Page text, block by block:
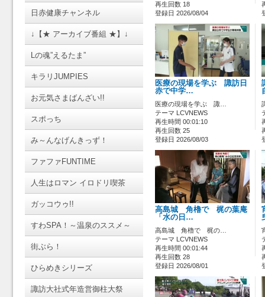
日赤健康チャンネル
↓【★ アーカイブ番組 ★】↓
Lの魂”えるたま”
キラリJUMPIES
お元気さまばんざい!!
スポっち
み～んなげんきっず！
ファファFUNTIME
人生はロマン イロドリ喫茶
ガッコウゥ!!
すわSPA！～温泉のススメ～
街ぶら！
ひらめきシリーズ
諏訪大社式年造営御柱大祭
再生回数 18
登録日 2026/08/04
医療の現場を学ぶ 諏訪日
赤で中学…
医療の現場を学ぶ 諏…
テーマ LCVNEWS
再生時間 00:01:10
再生回数 25
登録日 2026/08/03
高島城 角櫓で 梶の葉庵
「水の日…
高島城 角櫓で 梶の…
テーマ LCVNEWS
再生時間 00:01:44
再生回数 28
登録日 2026/08/01